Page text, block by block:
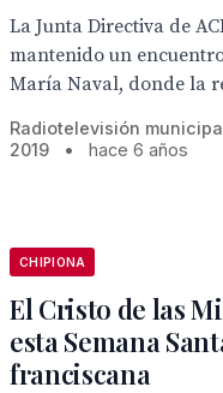
La Junta Directiva de
mantenido un
María Naval, donde la
Radiotelevisión
2019
• hace 6 años
CHIPIONA
El Cristo de las
esta Semana
franciscana